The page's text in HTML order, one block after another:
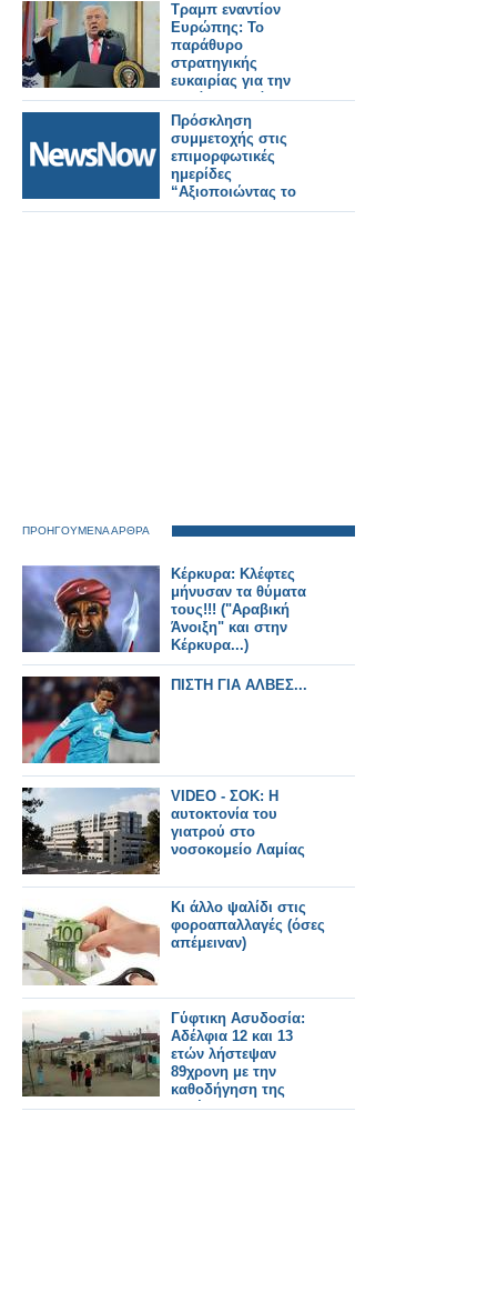
Τραμπ εναντίον
Ευρώπης: Το
παράθυρο
στρατηγικής
ευκαιρίας για την
Ελλάδα – Ανάλυση
του Κωνσταντίνου
Μπαλωμένου
Πρόσκληση
συμμετοχής στις
επιμορφωτικές
ημερίδες
“Αξιοποιώντας το
Copilot Chat στην
ΠΡΟΗΓΟΥΜΕΝΑ ΑΡΘΡΑ
Κέρκυρα: Κλέφτες
μήνυσαν τα θύματα
τους!!! ("Αραβική
Άνοιξη" και στην
Κέρκυρα...)
ΠΙΣΤΗ ΓΙΑ ΑΛΒΕΣ...
VIDEO - ΣΟΚ: H
αυτοκτονία του
γιατρού στο
νοσοκομείο Λαμίας
Κι άλλο ψαλίδι στις
φοροαπαλλαγές (όσες
απέμειναν)
Γύφτικη Ασυδοσία:
Αδέλφια 12 και 13
ετών λήστεψαν
89χρονη με την
καθοδήγηση της
μητέρας τους!!!